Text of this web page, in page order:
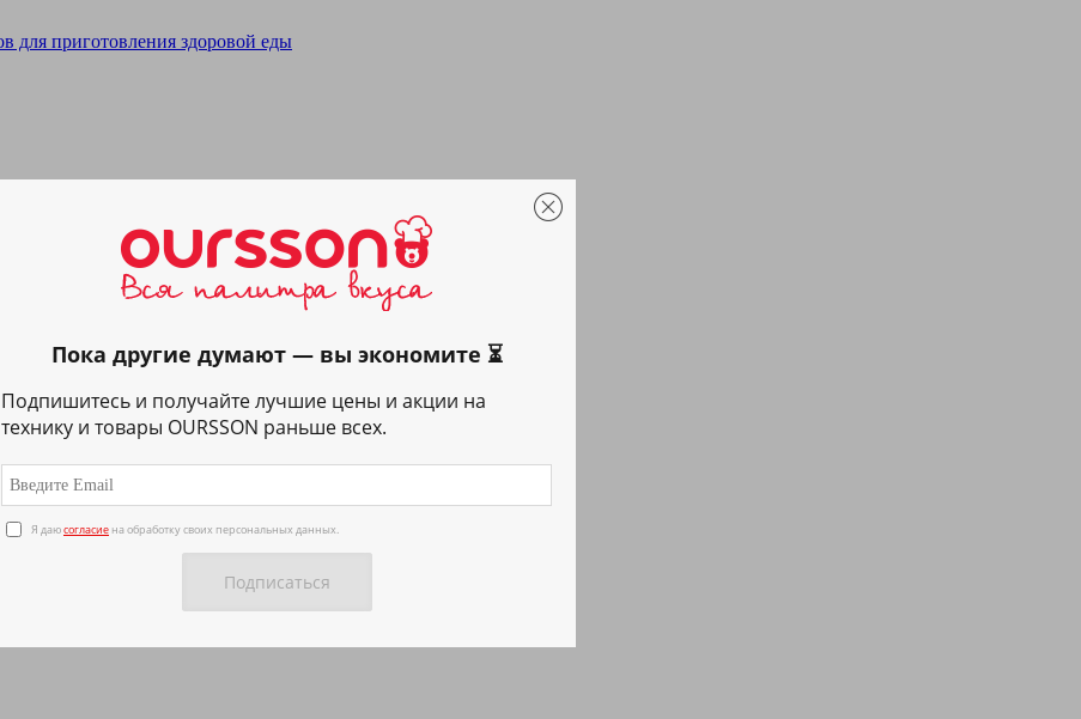
Пока другие думают — вы экономите ⏳
Подпишитесь и получайте лучшие цены и акции на
технику и товары OURSSON раньше всех.
Я даюсогласие на обработку своих персональных данных.